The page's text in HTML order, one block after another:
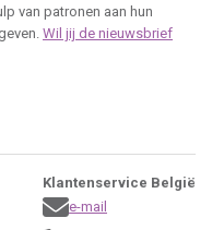
van patronen aan hun
Wil jij de nieuwsbrief
Klantenservice België
e-mail